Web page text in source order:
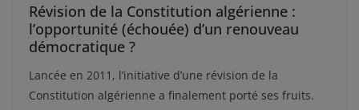
Révision de la Constitution algérienne :
l’opportunité (échouée) d’un renouveau
démocratique ?
Lancée en 2011, l’initiative d’une révision de la
Constitution algérienne a finalement porté ses fruits.